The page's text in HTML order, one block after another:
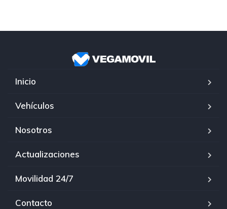
Inicio
Vehículos
Nosotros
Actualizaciones
Movilidad 24/7
Contacto